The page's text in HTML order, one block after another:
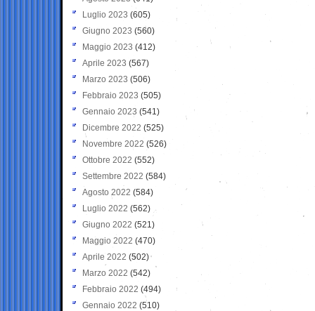
Luglio 2023 (605)
Giugno 2023 (560)
Maggio 2023 (412)
Aprile 2023 (567)
Marzo 2023 (506)
Febbraio 2023 (505)
Gennaio 2023 (541)
Dicembre 2022 (525)
Novembre 2022 (526)
Ottobre 2022 (552)
Settembre 2022 (584)
Agosto 2022 (584)
Luglio 2022 (562)
Giugno 2022 (521)
Maggio 2022 (470)
Aprile 2022 (502)
Marzo 2022 (542)
Febbraio 2022 (494)
Gennaio 2022 (510)